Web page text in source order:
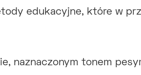
edukacyjne, które w
naznaczonym tonem